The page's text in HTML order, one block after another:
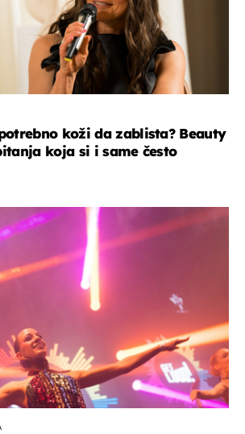
koži da zablista? Beauty
koja si i same često